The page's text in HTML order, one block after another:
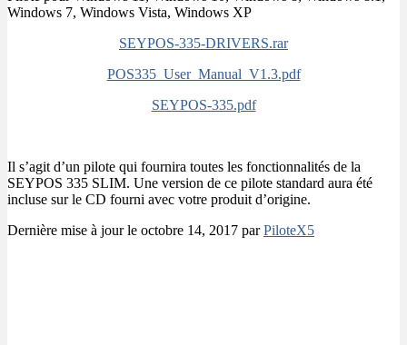
Windows 7, Windows Vista, Windows XP
SEYPOS-335-DRIVERS.rar
POS335_User_Manual_V1.3.pdf
SEYPOS-335.pdf
Il s’agit d’un pilote qui fournira toutes les fonctionnalités de la
SEYPOS 335 SLIM. Une version de ce pilote standard aura été
incluse sur le CD fourni avec votre produit d’origine.
Dernière mise à jour le octobre 14, 2017 parPiloteX5